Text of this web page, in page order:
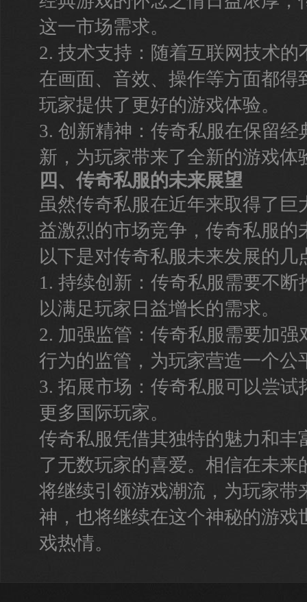
这一市场需求。
2. 技术支持：随着互联网技术
在画面、音效、操作等方面都得
玩家提供了更好的游戏体验。
3. 创新精神：传奇私服在保留
新，为玩家带来了全新的游戏体
四、传奇私服的未来展望
虽然传奇私服在近年来取得了巨
益激烈的市场竞争，传奇私服的
以下是对传奇私服未来发展的几
1. 持续创新：传奇私服需要不
以满足玩家日益增长的需求。
2. 加强监管：传奇私服需要加
行为的监管，为玩家营造一个公
3. 拓展市场：传奇私服可以尝
更多国际玩家。
传奇私服凭借其独特的魅力和丰
了无数玩家的喜爱。相信在未来
将继续引领游戏潮流，为玩家带
神，也将继续在这个神秘的游戏
戏热情。